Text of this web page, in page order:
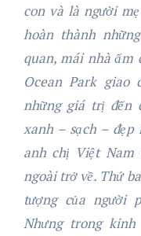
con và là người
hoàn thành
quan, mái nhà ấm
Ocean Park
những giá trị đến
xanh – sạch –
anh chị Việt Nam
ngoài trở về. Thứ
tượng của người
Nhưng trong